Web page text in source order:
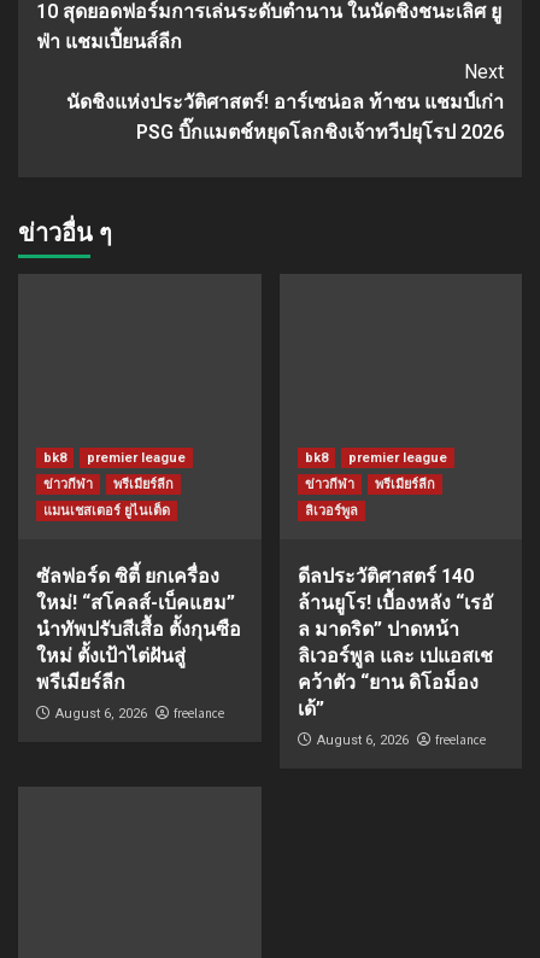
Reading
10 สุดยอดฟอร์มการเล่นระดับตำนาน ในนัดชิงชนะเลิศ ยู
ฟ่า แชมเปี้ยนส์ลีก
Next
นัดชิงแห่งประวัติศาสตร์! อาร์เซน่อล ท้าชน แชมป์เก่า
PSG บิ๊กแมตช์หยุดโลกชิงเจ้าทวีปยุโรป 2026
ข่าวอื่น ๆ
bk8
premier league
ข่าวกีฬา
พรีเมียร์ลีก
แมนเชสเตอร์ ยูไนเต็ด
ซัลฟอร์ด ซิตี้ ยกเครื่อง
ใหม่! “สโคลส์-เบ็คแฮม”
นำทัพปรับสีเสื้อ ตั้งกุนซือ
ใหม่ ตั้งเป้าไต่ฝันสู่
พรีเมียร์ลีก
August 6, 2026 freelance
bk8
premier league
ข่าวกีฬา
พรีเมียร์ลีก
ลิเวอร์พูล
ดีลประวัติศาสตร์ 140
ล้านยูโร! เบื้องหลัง “เรอั
ล มาดริด” ปาดหน้า
ลิเวอร์พูล และ เปแอสเช
คว้าตัว “ยาน ดิโอม็อง
เด้”
August 6, 2026 freelance